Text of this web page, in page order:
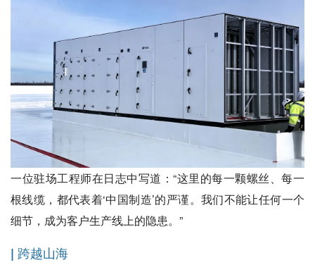
一位驻场工程师在日志中写道：“这里的每一颗螺丝、每一
根线缆，都代表着‘中国制造’的严谨。我们不能让任何一个
细节，成为客户生产线上的隐患。”
| 跨越山海